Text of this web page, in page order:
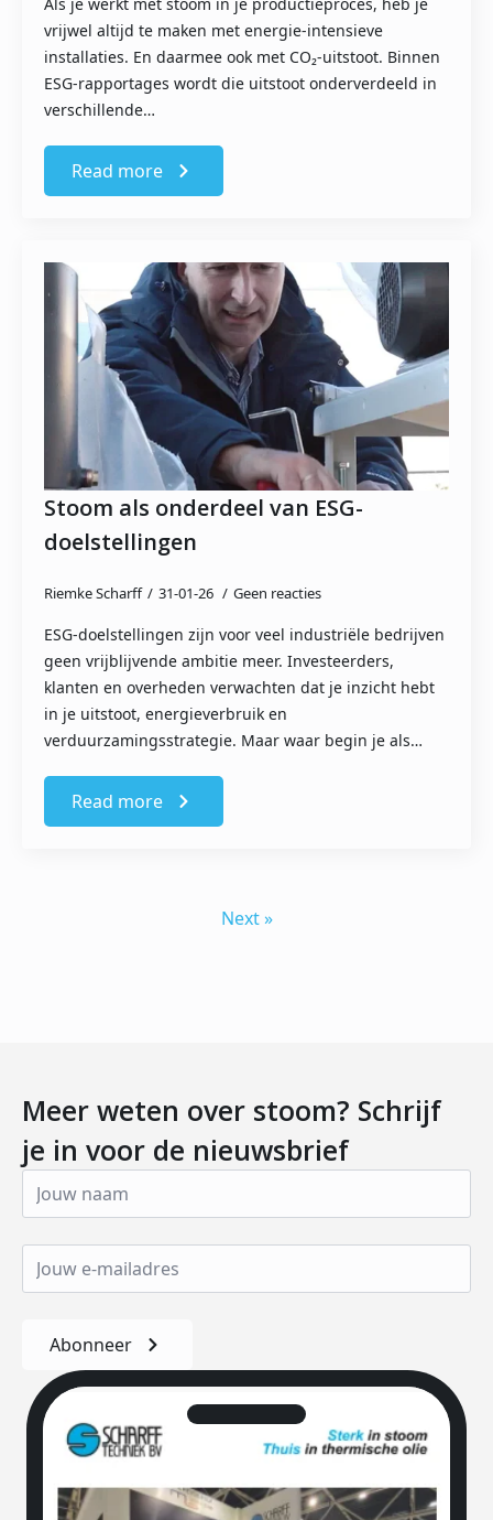
vrijwel altijd te maken met energie-intensieve
installaties. En daarmee ook met CO₂-uitstoot. Binnen
ESG-rapportages wordt die uitstoot onderverdeeld in
verschillende…
Read more
Stoom als onderdeel van ESG-
doelstellingen
Riemke Scharff 31-01-26 Geen reacties
ESG-doelstellingen zijn voor veel industriële bedrijven
geen vrijblijvende ambitie meer. Investeerders,
klanten en overheden verwachten dat je inzicht hebt
in je uitstoot, energieverbruik en
verduurzamingsstrategie. Maar waar begin je als…
Read more
Next »
Meer weten over stoom? Schrijf
je in voor de nieuwsbrief
Abonneer